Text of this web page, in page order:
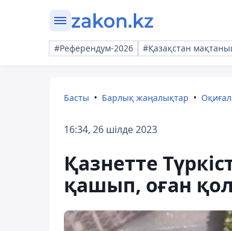
#Референдум-2026 #Қазақстан
Басты Барлық жаңалықтар
16:34, 26 шілде 2023
Қазнетте
қашып, оған